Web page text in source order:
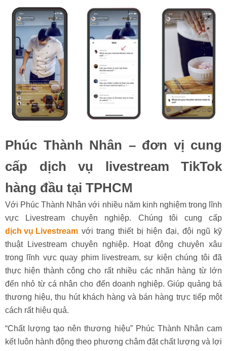
Phúc Thành Nhân – đơn vị cung
cấp dịch vụ livestream TikTok
hàng đầu tại TPHCM
Với Phúc Thành Nhân với nhiều năm kinh nghiệm trong lĩnh
vực Livestream chuyên nghiệp. Chúng tôi cung cấp
dịch vụ Livestream với trang thiết bị hiện đại, đội ngũ kỹ
thuật Livestream chuyên nghiệp. Hoạt động chuyên xâu
trong lĩnh vực quay phim livestream, sự kiện chúng tôi đã
thực hiện thành công cho rất nhiều các nhãn hàng từ lớn
đến nhỏ từ cá nhân cho đến doanh nghiệp. Giúp quảng bá
thương hiệu, thu hút khách hàng và bán hàng trực tiếp một
cách rất hiệu quả.
“Chất lượng tạo nên thương hiệu” Phúc Thành Nhân cam
kết luôn hành động theo phương châm đặt chất lượng và lợi